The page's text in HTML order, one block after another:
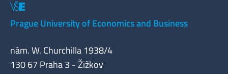
Prague University of Economics and Business
nám. W. Churchilla 1938/4
130 67 Praha 3 - Žižkov